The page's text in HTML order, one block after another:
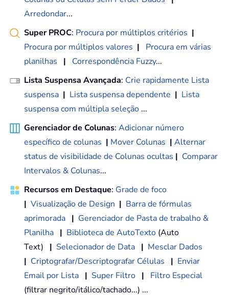
Arredondar...
Super PROC: Procura por múltiplos critérios |
Procura por múltiplos valores |
Procura em várias
planilhas
| Correspondência Fuzzy...
Lista Suspensa Avançada: Crie rapidamente Lista
suspensa | Lista suspensa dependente | Lista
suspensa com múltipla seleção ...
Gerenciador de Colunas: Adicionar número
específico de colunas | Mover Colunas | Alternar
status de visibilidade de Colunas ocultas | Comparar
Intervalos & Colunas...
Recursos em Destaque: Grade de foco
| Visualização de Design | Barra de fórmulas
aprimorada | Gerenciador de Pasta de trabalho &
Planilha | Biblioteca de AutoTexto (Auto
Text) | Selecionador de Data | Mesclar Dados
| Criptografar/Descriptografar Células | Enviar
Email por Lista | Super Filtro |
Filtro Especial
(filtrar negrito/itálico/tachado...) ...